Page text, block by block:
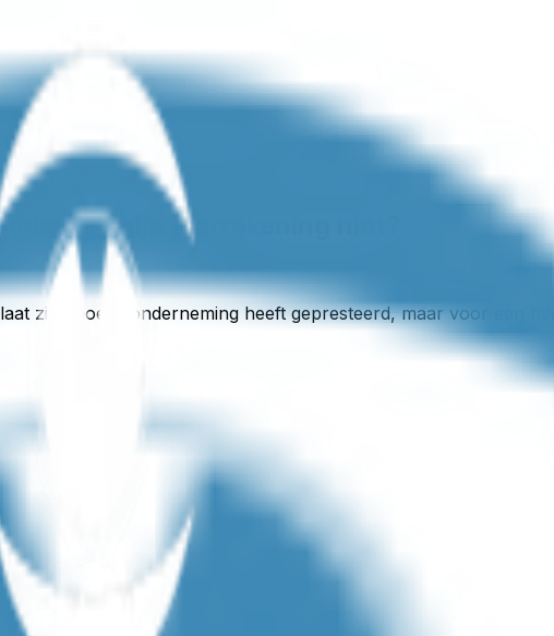
mijn jaarrekening niet?
zien hoe je onderneming heeft gepresteerd, maar voor een